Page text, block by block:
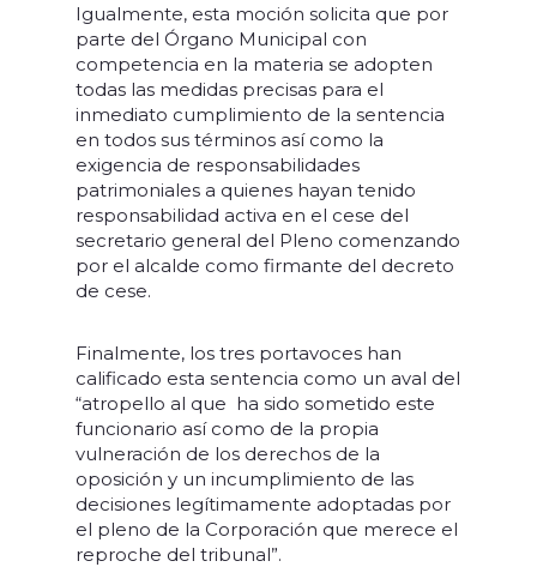
Igualmente, esta moción solicita que por
parte del Órgano Municipal con
competencia en la materia se adopten
todas las medidas precisas para el
inmediato cumplimiento de la sentencia
en todos sus términos así como la
exigencia de responsabilidades
patrimoniales a quienes hayan tenido
responsabilidad activa en el cese del
secretario general del Pleno comenzando
por el alcalde como firmante del decreto
de cese.
Finalmente, los tres portavoces han
calificado esta sentencia como un aval del
“atropello al que ha sido sometido este
funcionario así como de la propia
vulneración de los derechos de la
oposición y un incumplimiento de las
decisiones legítimamente adoptadas por
el pleno de la Corporación que merece el
reproche del tribunal”.